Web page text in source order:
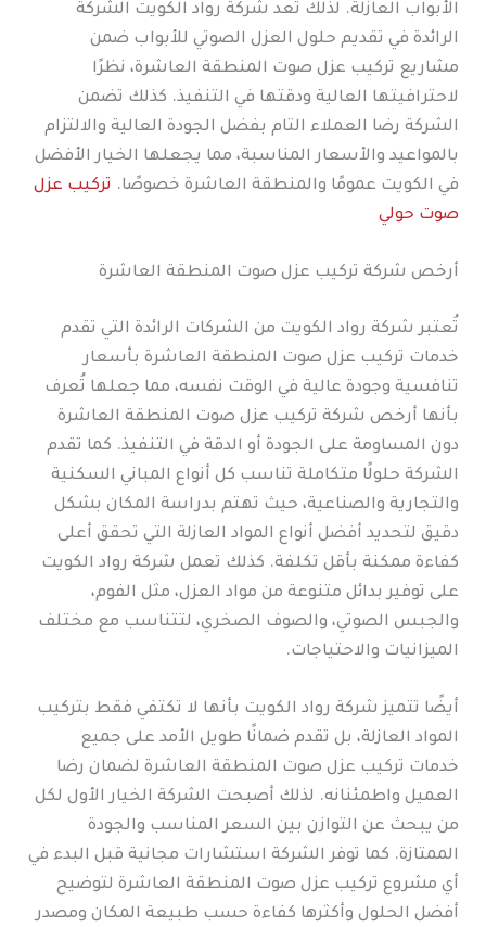
الأبواب العازلة. لذلك تعد شركة رواد الكويت الشركة
الرائدة في تقديم حلول العزل الصوتي للأبواب ضمن
مشاريع تركيب عزل صوت المنطقة العاشرة، نظرًا
لاحترافيتها العالية ودقتها في التنفيذ. كذلك تضمن
الشركة رضا العملاء التام بفضل الجودة العالية والالتزام
بالمواعيد والأسعار المناسبة، مما يجعلها الخيار الأفضل
في الكويت عمومًا والمنطقة العاشرة خصوصًا. تركيب عزل
صوت حولي
أرخص شركة تركيب عزل صوت المنطقة العاشرة
تُعتبر شركة رواد الكويت من الشركات الرائدة التي تقدم
خدمات تركيب عزل صوت المنطقة العاشرة بأسعار
تنافسية وجودة عالية في الوقت نفسه، مما جعلها تُعرف
بأنها أرخص شركة تركيب عزل صوت المنطقة العاشرة
دون المساومة على الجودة أو الدقة في التنفيذ. كما تقدم
الشركة حلولًا متكاملة تناسب كل أنواع المباني السكنية
والتجارية والصناعية، حيث تهتم بدراسة المكان بشكل
دقيق لتحديد أفضل أنواع المواد العازلة التي تحقق أعلى
كفاءة ممكنة بأقل تكلفة. كذلك تعمل شركة رواد الكويت
على توفير بدائل متنوعة من مواد العزل، مثل الفوم،
والجبس الصوتي، والصوف الصخري، لتتناسب مع مختلف
الميزانيات والاحتياجات.
أيضًا تتميز شركة رواد الكويت بأنها لا تكتفي فقط بتركيب
المواد العازلة، بل تقدم ضمانًا طويل الأمد على جميع
خدمات تركيب عزل صوت المنطقة العاشرة لضمان رضا
العميل واطمئنانه. لذلك أصبحت الشركة الخيار الأول لكل
من يبحث عن التوازن بين السعر المناسب والجودة
الممتازة. كما توفر الشركة استشارات مجانية قبل البدء في
أي مشروع تركيب عزل صوت المنطقة العاشرة لتوضيح
أفضل الحلول وأكثرها كفاءة حسب طبيعة المكان ومصدر